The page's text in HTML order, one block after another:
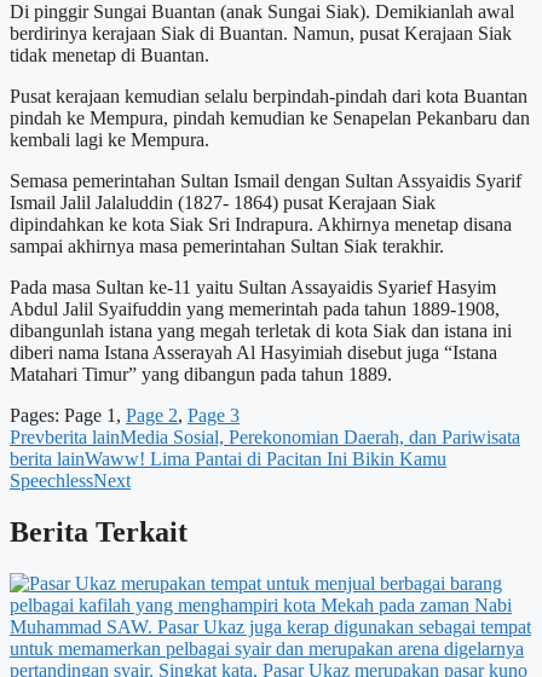
Di pinggir Sungai Buantan (anak Sungai Siak). Demikianlah awal
berdirinya kerajaan Siak di Buantan. Namun, pusat Kerajaan Siak
tidak menetap di Buantan.
Pusat kerajaan kemudian selalu berpindah-pindah dari kota Buantan
pindah ke Mempura, pindah kemudian ke Senapelan Pekanbaru dan
kembali lagi ke Mempura.
Semasa pemerintahan Sultan Ismail dengan Sultan Assyaidis Syarif
Ismail Jalil Jalaluddin (1827- 1864) pusat Kerajaan Siak
dipindahkan ke kota Siak Sri Indrapura. Akhirnya menetap disana
sampai akhirnya masa pemerintahan Sultan Siak terakhir.
Pada masa Sultan ke-11 yaitu Sultan Assayaidis Syarief Hasyim
Abdul Jalil Syaifuddin yang memerintah pada tahun 1889-1908,
dibangunlah istana yang megah terletak di kota Siak dan istana ini
diberi nama Istana Asserayah Al Hasyimiah disebut juga “Istana
Matahari Timur” yang dibangun pada tahun 1889.
Pages: Page 1 , Page 2, Page 3
Prevberita lainMedia Sosial, Perekonomian Daerah, dan Pariwisata
berita lainWaww! Lima Pantai di Pacitan Ini Bikin Kamu
SpeechlessNext
Berita Terkait